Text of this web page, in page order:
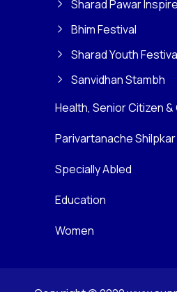
Sharad Pawar
Bhim Festival
Sharad Youth
Sanvidhan Stambh
Health, Senior Citizen &
Parivartanache Shilpkar
Specially Abled
Education
Women